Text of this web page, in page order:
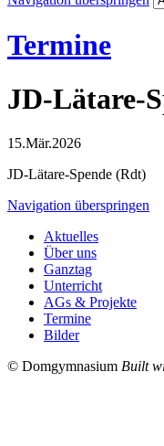
Termine
JD-Lätare-
15.Mär.2026
JD-Lätare-Spende (Rdt)
Navigation überspringen
Aktuelles
Über uns
Ganztag
Unterricht
AGs & Projekte
Termine
Bilder
© Domgymnasium Built